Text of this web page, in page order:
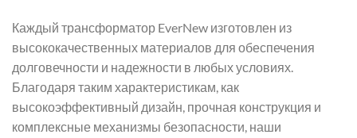
Каждый трансформатор EverNew изготовлен из
высококачественных материалов для обеспечения
долговечности и надежности в любых условиях.
Благодаря таким характеристикам, как
высокоэффективный дизайн, прочная конструкция и
комплексные механизмы безопасности, наши